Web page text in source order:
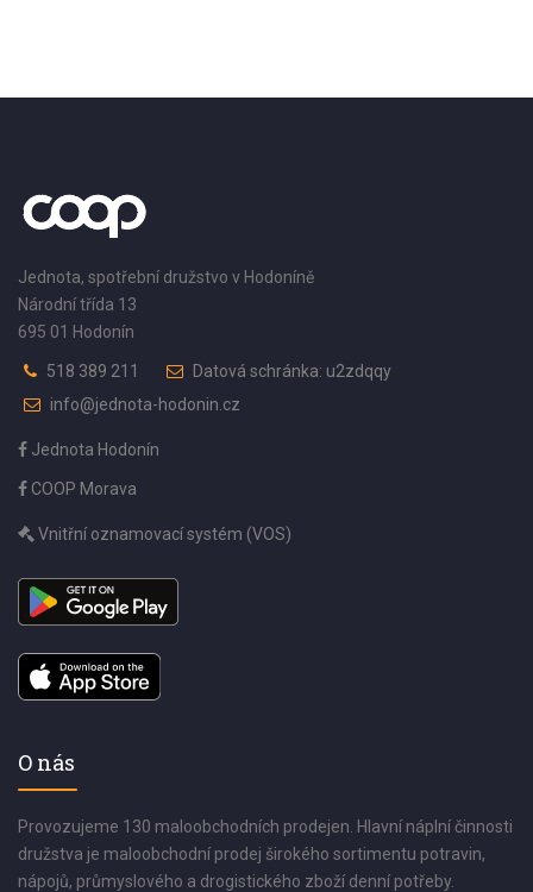
Jednota, spotřební družstvo v Hodoníně
Národní třída 13
695 01 Hodonín
518 389 211
Datová schránka: u2zdqqy
info@jednota-hodonin.cz
Jednota Hodonín
COOP Morava
Vnitřní oznamovací systém (VOS)
O nás
Provozujeme 130 maloobchodních prodejen. Hlavní náplní činnosti
družstva je maloobchodní prodej širokého sortimentu potravin,
nápojů, průmyslového a drogistického zboží denní potřeby.